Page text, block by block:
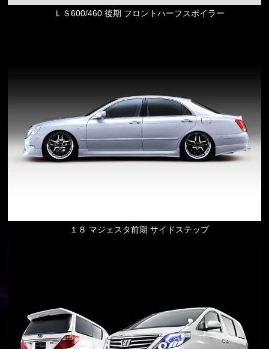
ＬＳ600/460 後期 フロントハーフスポイラー
１８ マジェスタ前期 サイドステップ